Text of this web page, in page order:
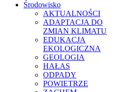
Środowisko
AKTUALNOŚCI
ADAPTACJA DO
ZMIAN KLIMATU
EDUKACJA
EKOLOGICZNA
GEOLOGIA
HAŁAS
ODPADY
POWIETRZE